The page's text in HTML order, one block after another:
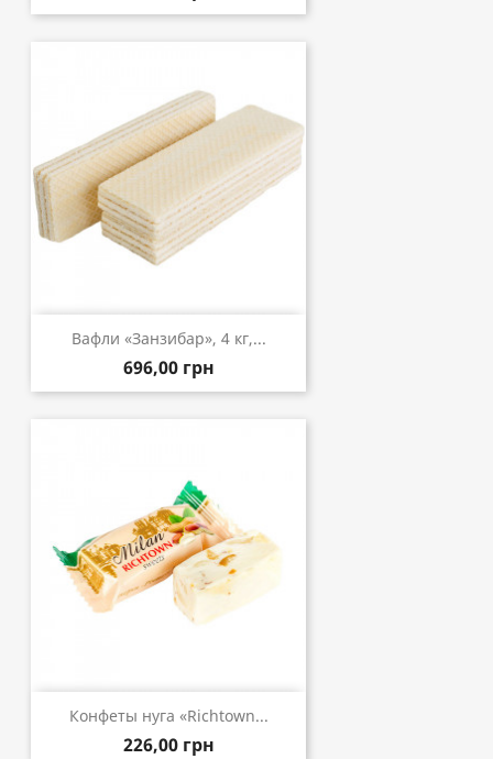
Вафли «Занзибар», 4 кг,...
696,00 грн
Конфеты нуга «Richtown...
226,00 грн